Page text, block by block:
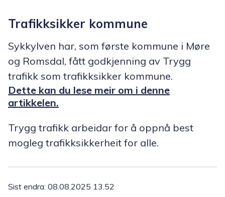
e
Trafikksikker kommune
Sykkylven har, som første kommune i Møre
og Romsdal, fått godkjenning av Trygg
trafikk som trafikksikker kommune.
Dette kan du lese meir om i denne
artikkelen.
Trygg trafikk arbeidar for å oppnå best
mogleg trafikksikkerheit for alle.
Sist endra 08.08.2025 13.52